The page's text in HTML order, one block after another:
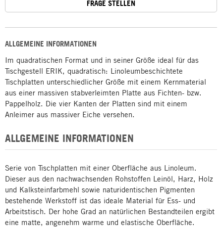
ALLGEMEINE INFORMATIONEN
Im quadratischen Format und in seiner Größe ideal für das
Tischgestell ERIK, quadratisch: Linoleumbeschichtete
Tischplatten unterschiedlicher Größe mit einem Kernmaterial
aus einer massiven stabverleimten Platte aus Fichten- bzw.
Pappelholz. Die vier Kanten der Platten sind mit einem
Anleimer aus massiver Eiche versehen.
ALLGEMEINE INFORMATIONEN
Serie von Tischplatten mit einer Oberfläche aus Linoleum.
Dieser aus den nachwachsenden Rohstoffen Leinöl, Harz, Holz
und Kalksteinfarbmehl sowie naturidentischen Pigmenten
bestehende Werkstoff ist das ideale Material für Ess- und
Arbeitstisch. Der hohe Grad an natürlichen Bestandteilen ergibt
eine matte, angenehm warme und elastische Oberfläche.
FRAGE STELLEN